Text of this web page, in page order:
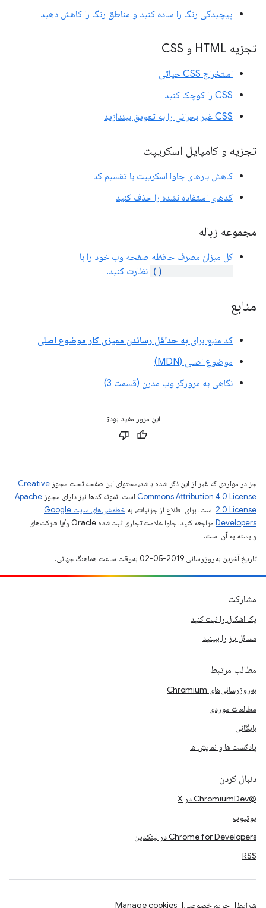
پیچیدگی رنگ را ساده کنید و مناطق رنگ را کاهش دهید
تجزیه HTML و CSS
استخراج CSS حیاتی
CSS را کوچک کنید
CSS غیر بحرانی را به تعویق بیندازید
تجزیه و کامپایل اسکریپت
کاهش بارهای جاوا اسکریپت با تقسیم کد
کدهای استفاده نشده را حذف کنید
مجموعه زباله
کل میزان مصرف حافظه صفحه وب خود را با
نظارت کنید.
منابع
کد منبع برای به حداقل رساندن ممیزی کار موضوع اصلی
موضوع اصلی (MDN)
نگاهی به مرورگر وب مدرن (قسمت 3)
این مرور مفید بود؟
جز در مواردی که غیر از این ذکر شده باشد،‌محتوای این صفحه تحت مجوز Creative
Commons Attribution 4.0 License است. نمونه کدها نیز دارای مجوز Apache
2.0 License است. برای اطلاع از جزئیات، به
خطمشی‌های سایت Google
Developers‏
مراجعه کنید. جاوا علامت تجاری ثبت‌شده Oracle و/یا شرکت‌های
وابسته به آن است.
تاریخ آخرین به‌روزرسانی 2019-05-02 به‌وقت ساعت هماهنگ جهانی.
مشارکت
یک اشکال را ثبت کنید
مسائل باز را ببینید
مطالب مرتبط
به‌روزرسانی‌های Chromium
مطالعات موردی
بایگانی
پادکست ها و نمایش ها
دنبال کردن
@ChromiumDev در X
یوتیوب
Chrome for Developers در لینکدین
RSS
شرایط حریم خصوصی Manage cookies